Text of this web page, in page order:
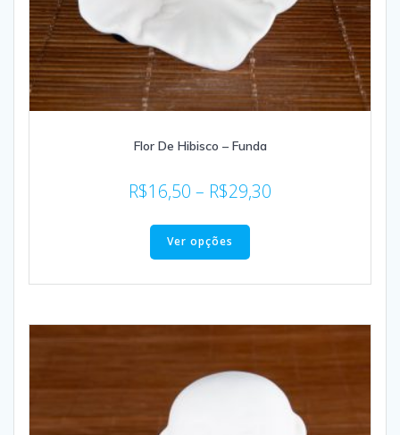
Flor De Hibisco – Funda
R$16,50 – R$29,30
Ver opções